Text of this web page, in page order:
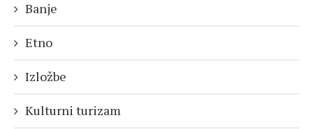
Banje
Etno
Izložbe
Kulturni turizam